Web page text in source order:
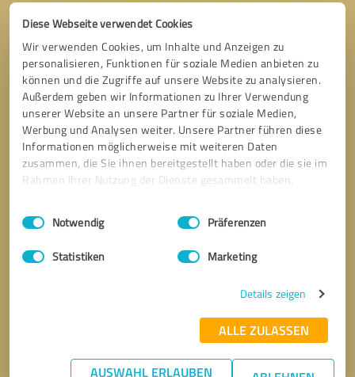
Diese Webseite verwendet Cookies
Wir verwenden Cookies, um Inhalte und Anzeigen zu
personalisieren, Funktionen für soziale Medien anbieten zu
können und die Zugriffe auf unsere Website zu analysieren.
Außerdem geben wir Informationen zu Ihrer Verwendung
unserer Website an unsere Partner für soziale Medien,
Werbung und Analysen weiter. Unsere Partner führen diese
Informationen möglicherweise mit weiteren Daten
zusammen, die Sie ihnen bereitgestellt haben oder die sie im
Rahmen Ihrer Nutzung der Dienste gesammelt haben.
Impressum Datenschutzbestimmungen
Einwilligungsauswahl
Notwendig Präferenzen
Statistiken Marketing
Details zeigen
ALLE ZULASSEN
AUSWAHL ERLAUBEN
* Erforderliche Angaben